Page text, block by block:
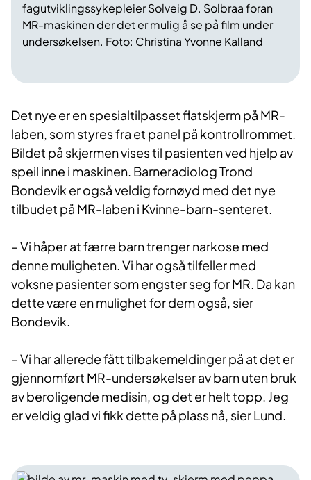
fagutviklingssykepleier Solveig D. Solbraa foran
MR-maskinen der det er mulig å se på film under
undersøkelsen. Foto: Christina Yvonne Kalland​
Det nye er en spesialtilpasset flatskjerm på MR-
laben, som styres fra et panel på kontrollrommet.
Bildet på skjermen vises til pasienten ved hjelp av
speil inne i maskinen. Barneradiolog Trond
Bondevik er også veldig fornøyd med det nye
tilbudet på MR-laben i Kvinne-barn-senteret.
– Vi håper at færre barn trenger narkose med
denne muligheten. Vi har også tilfeller med
voksne pasienter som engster seg for MR. Da kan
dette være en mulighet for dem også, sier
Bondevik.
– Vi har allerede fått tilbakemeldinger på at det er
gjennomført MR-undersøkelser av barn uten bruk
av beroligende medisin, og det er helt topp. Jeg
er veldig glad vi fikk dette på plass nå, sier Lund.